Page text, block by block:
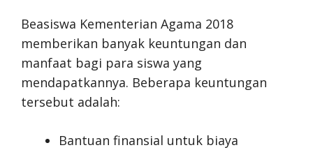
Beasiswa Kementerian Agama 2018
memberikan banyak keuntungan dan
manfaat bagi para siswa yang
mendapatkannya. Beberapa keuntungan
tersebut adalah:
Bantuan finansial untuk biaya